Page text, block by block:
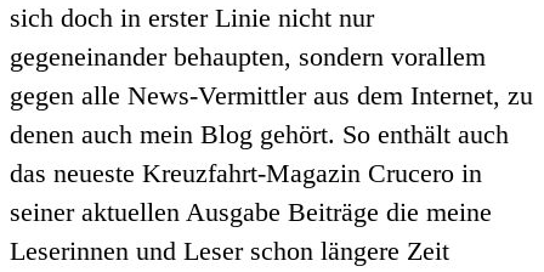
sich doch in erster Linie nicht nur
gegeneinander behaupten, sondern vorallem
gegen alle News-Vermittler aus dem Internet, zu
denen auch mein Blog gehört. So enthält auch
das neueste Kreuzfahrt-Magazin Crucero in
seiner aktuellen Ausgabe Beiträge die meine
Leserinnen und Leser schon längere Zeit